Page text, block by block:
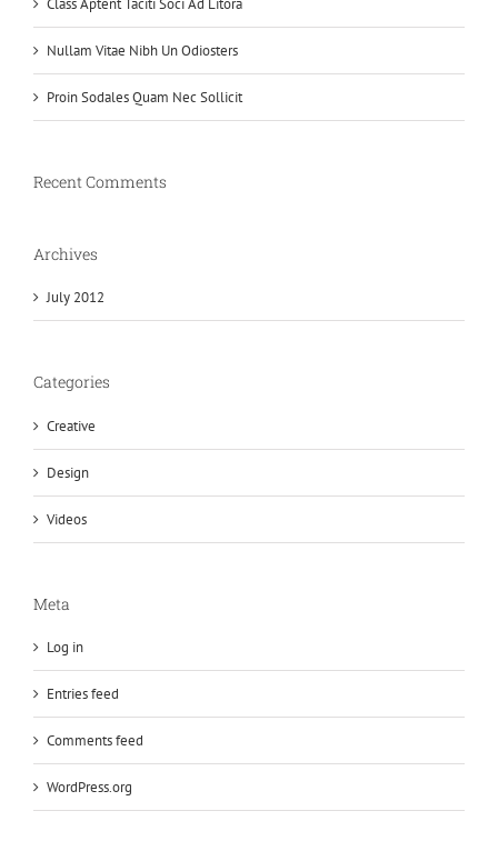
Nullam Vitae Nibh Un Odiosters
Proin Sodales Quam Nec Sollicit
Recent Comments
Archives
July 2012
Categories
Creative
Design
Videos
Meta
Log in
Entries feed
Comments feed
WordPress.org